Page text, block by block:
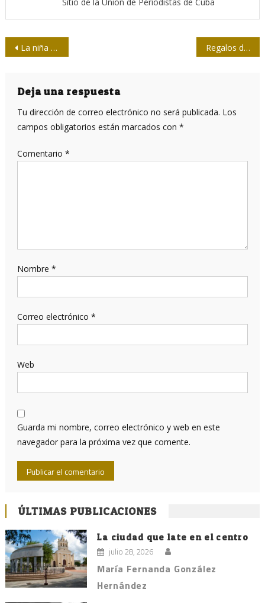
Navegación
entradas
La niña que habita en ella Regalos desde la Salud
Deja una respuesta
Tu dirección de correo electrónico no será publicada. Los
campos obligatorios están marcados con *
Comentario *
Nombre *
Correo electrónico *
Web
Guarda mi nombre, correo electrónico y web en este
navegador para la próxima vez que comente.
ÚLTIMAS PUBLICACIONES
La ciudad que late en el centro
julio 28, 2026
María Fernanda González
Hernández